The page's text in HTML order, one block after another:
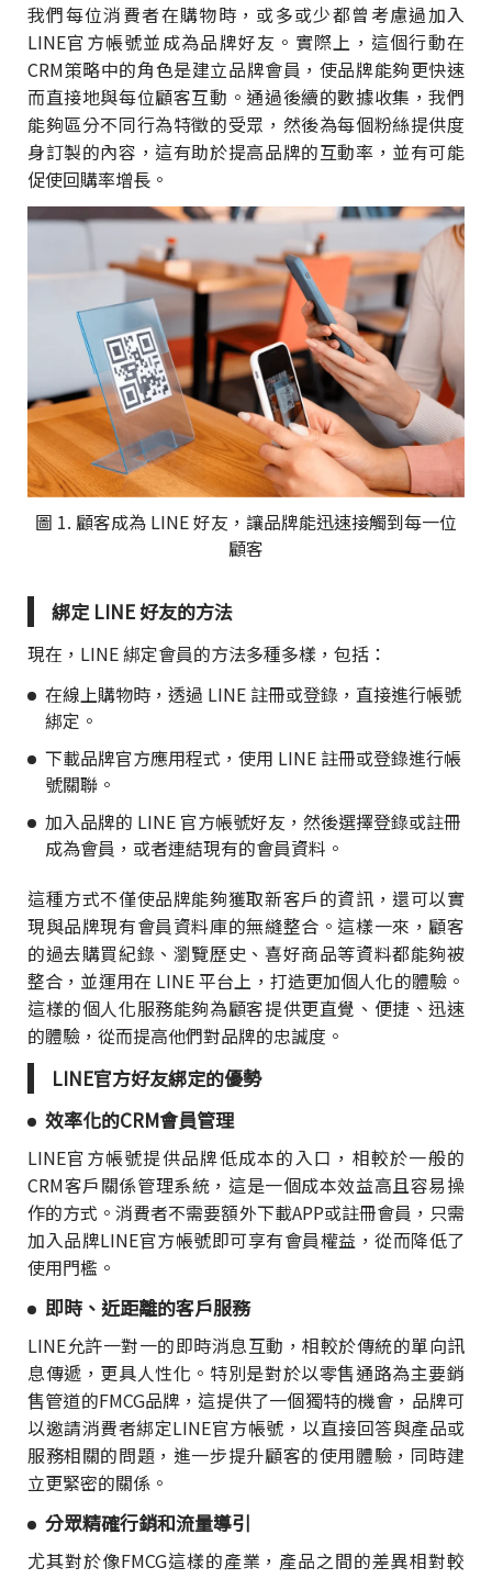
我們每位消費者在購物時，或多或少都曾考慮過加入
LINE官方帳號並成為品牌好友。實際上，這個行動在
CRM策略中的角色是建立品牌會員，使品牌能夠更快速
而直接地與每位顧客互動。通過後續的數據收集，我們
能夠區分不同行為特徵的受眾，然後為每個粉絲提供度
身訂製的內容，這有助於提高品牌的互動率，並有可能
促使回購率增長。
圖 1. 顧客成為 LINE 好友，讓品牌能迅速接觸到每一位
顧客
綁定 LINE 好友的方法
現在，LINE 綁定會員的方法多種多樣，包括：
在線上購物時，透過 LINE 註冊或登錄，直接進行帳號
綁定。
下載品牌官方應用程式，使用 LINE 註冊或登錄進行帳
號關聯。
加入品牌的 LINE 官方帳號好友，然後選擇登錄或註冊
成為會員，或者連結現有的會員資料。
這種方式不僅使品牌能夠獲取新客戶的資訊，還可以實
現與品牌現有會員資料庫的無縫整合。這樣一來，顧客
的過去購買紀錄、瀏覽歷史、喜好商品等資料都能夠被
整合，並運用在 LINE 平台上，打造更加個人化的體驗。
這樣的個人化服務能夠為顧客提供更直覺、便捷、迅速
的體驗，從而提高他們對品牌的忠誠度。
LINE官方好友綁定的優勢
效率化的CRM會員管理
LINE官方帳號提供品牌低成本的入口，相較於一般的
CRM客戶關係管理系統，這是一個成本效益高且容易操
作的方式。消費者不需要額外下載APP或註冊會員，只需
加入品牌LINE官方帳號即可享有會員權益，從而降低了
使用門檻。
即時、近距離的客戶服務
LINE允許一對一的即時消息互動，相較於傳統的單向訊
息傳遞，更具人性化。特別是對於以零售通路為主要銷
售管道的FMCG品牌，這提供了一個獨特的機會，品牌可
以邀請消費者綁定LINE官方帳號，以直接回答與產品或
服務相關的問題，進一步提升顧客的使用體驗，同時建
立更緊密的關係。
分眾精確行銷和流量導引
尤其對於像FMCG這樣的產業，產品之間的差異相對較